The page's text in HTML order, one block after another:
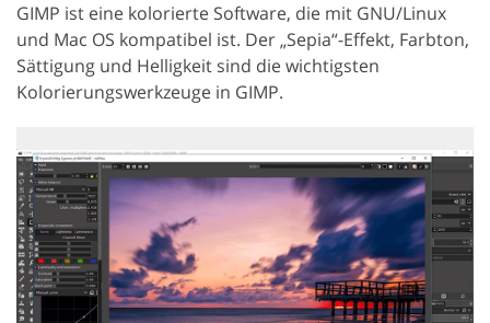
GIMP ist eine kolorierte Software, die mit GNU/Linux
und Mac OS kompatibel ist. Der „Sepia“-Effekt, Farbton,
Sättigung und Helligkeit sind die wichtigsten
Kolorierungswerkzeuge in GIMP.